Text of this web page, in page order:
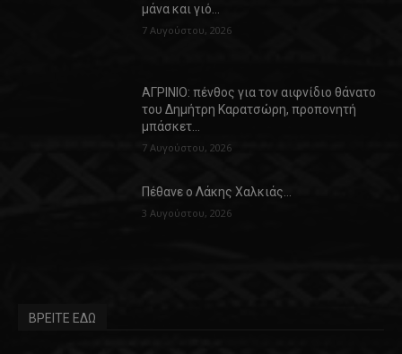
μάνα και γιό…
7 Αυγούστου, 2026
ΑΓΡΙΝΙΟ: πένθος για τον αιφνίδιο θάνατο
του Δημήτρη Καρατσώρη, προπονητή
μπάσκετ…
7 Αυγούστου, 2026
Πέθανε ο Λάκης Χαλκιάς…
3 Αυγούστου, 2026
ΒΡΕΙΤΕ ΕΔΩ